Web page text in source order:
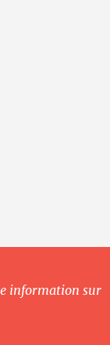
information sur